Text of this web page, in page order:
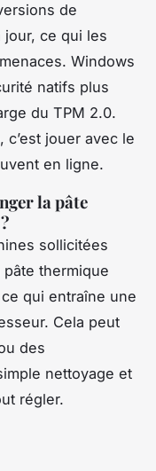
de
jour, ce qui les
Windows
natifs plus
du TPM 2.0.
jouer avec le
en ligne.
la pâte
sollicitées
thermique
qui entraîne une
Cela peut
des
nettoyage et
régler.